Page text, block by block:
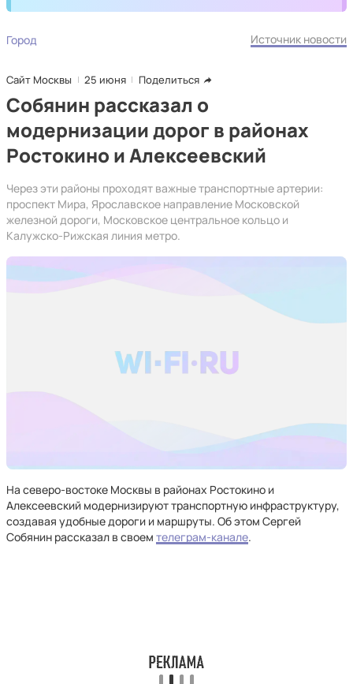
Город Источник новости
Сайт Москвы 25 июня Поделиться
Собянин рассказал о
модернизации дорог в районах
Ростокино и Алексеевский
Через эти районы проходят важные транспортные артерии:
проспект Мира, Ярославское направление Московской
железной дороги, Московское центральное кольцо и
Калужско-Рижская линия метро.
На северо-востоке Москвы в районах Ростокино и
Алексеевский модернизируют транспортную инфраструктуру,
создавая удобные дороги и маршруты. Об этом Сергей
Собянин рассказал в своем телеграм-канале.